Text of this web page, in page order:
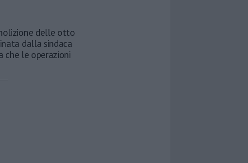
delle otto
dalla sindaca
che le operazioni